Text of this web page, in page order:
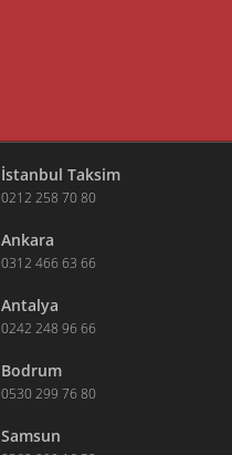
İstanbul Taksim
0212 258 70 80
Ankara
0312 466 63 66
Antalya
0242 248 96 66
Bodrum
0530 299 76 80
Samsun